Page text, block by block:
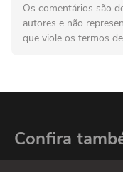
Os comentários são
autores e não
que viole os termos
Confira